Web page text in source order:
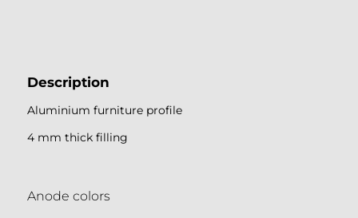
Description
Aluminium furniture profile
4 mm thick filling
Anode colors